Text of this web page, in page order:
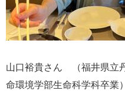
山口裕貴さん （福井県立
命環境学部生命科学科卒業